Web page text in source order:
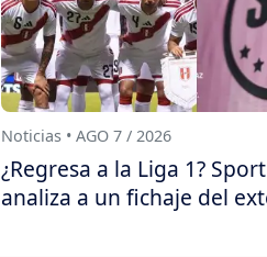
Noticias • AGO 7 / 2026
¿Regresa a la Liga 1?
analiza a un fichaje del